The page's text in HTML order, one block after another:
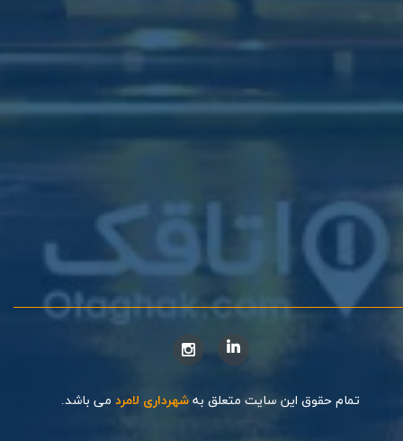
تمام حقوق این سایت متعلق به شهرداری لامرد می باشد.